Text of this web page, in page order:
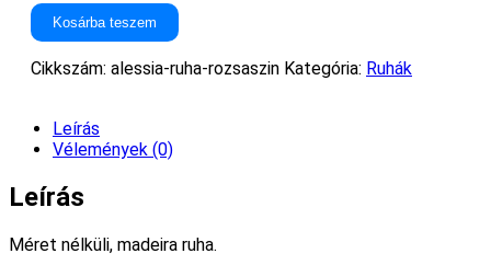
Kosárba teszem
Cikkszám: alessia-ruha-rozsaszin Kategória: Ruhák
Leírás
Vélemények (0)
Leírás
Méret nélküli, madeira ruha.